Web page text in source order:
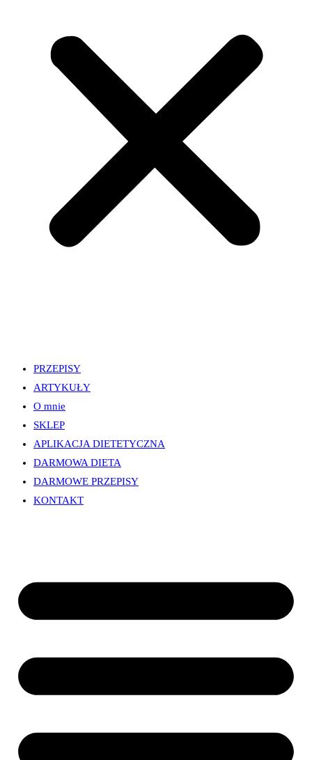
PRZEPISY
ARTYKUŁY
O mnie
SKLEP
APLIKACJA DIETETYCZNA
DARMOWA DIETA
DARMOWE PRZEPISY
KONTAKT